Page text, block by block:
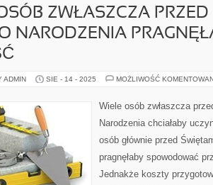
ZWŁASZCZA
NARODZENIA
ADMIN SIE - 14 - 2025 MOŻLIWOŚĆ
Wiele osób zwłaszcza
Narodzenia chciałaby
osób głównie przed
pragnęłaby spowodować
Jednakże koszty